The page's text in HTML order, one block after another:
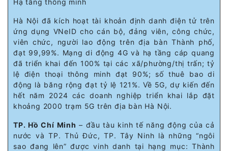
Hà Nội đã kích hoạt tài khoản định danh điện tử trên
ứng dụng VNeID cho cán bộ, đảng viên, công chức,
viên chức, người lao động trên địa bàn Thành phố,
đạt 99,99%. Mạng di động 4G và hạ tầng cáp quang
đã triển khai đến 100% tại các xã/phường/thị trấn; tỷ
lệ điện thoại thông minh đạt 90%; số thuê bao di
động là băng rộng đạt tỷ lệ 121%. Về 5G, dự kiến đến
hết năm 2024 các doanh nghiệp triển khai lắp đặt
khoảng 2000 trạm 5G trên địa bàn Hà Nội.
TP. Hồ Chí Minh – đầu tàu kinh tế năng động của cả
nước và TP. Thủ Đức, TP. Tây Ninh là những “ngôi
sao đang lên” được vinh danh tại hạng mục: Thành